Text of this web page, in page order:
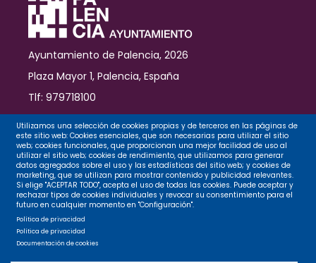
Ayuntamiento de Palencia, 2026
Plaza Mayor 1, Palencia, España
Tlf: 979718100
Contacto
Legal
Privacidad
Utilizamos una selección de cookies propias y de terceros en las páginas de
este sitio web: Cookies esenciales, que son necesarias para utilizar el sitio
web; cookies funcionales, que proporcionan una mejor facilidad de uso al
utilizar el sitio web; cookies de rendimiento, que utilizamos para generar
datos agregados sobre el uso y las estadísticas del sitio web; y cookies de
marketing, que se utilizan para mostrar contenido y publicidad relevantes.
Si elige "ACEPTAR TODO", acepta el uso de todas las cookies. Puede aceptar y
rechazar tipos de cookies individuales y revocar su consentimiento para el
futuro en cualquier momento en "Configuración".
Política de privacidad
Política de privacidad
Documentación de cookies